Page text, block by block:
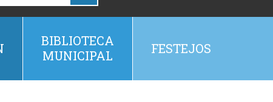
BIBLIOTECA
MUNICIPAL
FESTEJOS